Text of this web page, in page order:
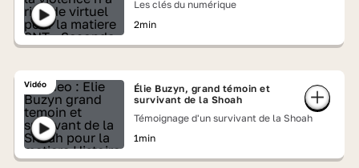
Les clés du numérique
2min
Vidéo
Élie Buzyn, grand témoin et
survivant de la Shoah
Témoignage d'un survivant de la Shoah
1min